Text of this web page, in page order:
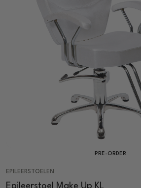
PRE-ORDER
EPILEERSTOELEN
Epileerstoel Make Up KL